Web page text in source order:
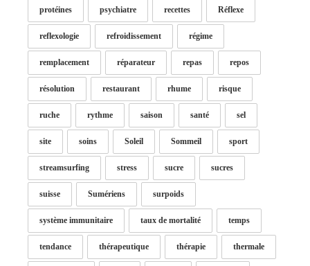
protéines psychiatre recettes Réflexe
reflexologie refroidissement régime
remplacement réparateur repas repos
résolution restaurant rhume risque
ruche rythme saison santé sel
site soins Soleil Sommeil sport
streamsurfing stress sucre sucres
suisse Sumériens surpoids
système immunitaire taux de mortalité temps
tendance thérapeutique thérapie thermale